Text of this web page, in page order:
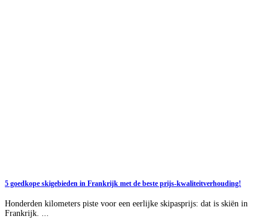
5 goedkope skigebieden in Frankrijk met de beste prijs-kwaliteitverhouding!
Honderden kilometers piste voor een eerlijke skipasprijs: dat is skiën in
Frankrijk. ...